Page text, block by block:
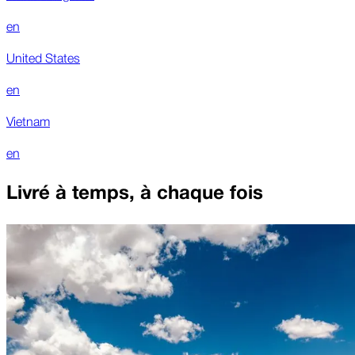
en
United States
en
Vietnam
en
Livré à temps, à chaque fois